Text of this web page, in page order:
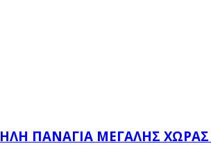
ΠΑΝΑΓΙΆ ΜΕΓΆΛΗΣ